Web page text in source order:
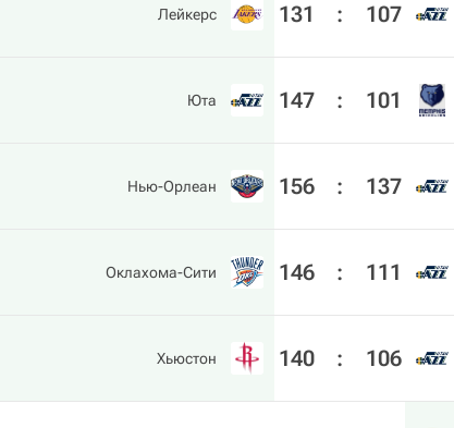
Лейкерс 131 : 107
Юта 147 : 101
Нью-Орлеан 156 : 137
Оклахома-Сити 146 : 111
Хьюстон 140 : 106